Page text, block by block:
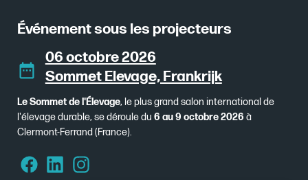
Événement sous les projecteurs
06 octobre 2026
Sommet Elevage, Frankrijk
Le Sommet de l'Élevage, le plus grand salon international de
l'élevage durable, se déroule du 6 au 9 octobre 2026 à
Clermont-Ferrand (France).